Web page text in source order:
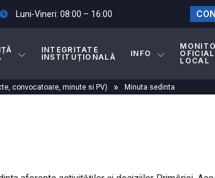
Luni-Vineri: 08:00 – 16:00
INTEGRITATE
INSTITUȚIONALĂ
INFO
OFICIAL
LOCAL
convocatoare, minute si PV) » Minuta sedinta